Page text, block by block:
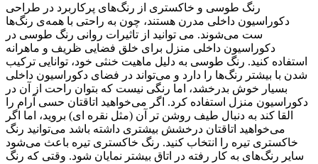
رنگ طوسی و خاکستری از رنگ‌های پرکاربرد در طراحی
دکوراسیون داخلی مدرن هستند، چون به راحتی با همه‌ی رنگ‌ها
ست می‌شوند. می توانید از تاثیرات روانی رنگ طوسی در
دکوراسیون داخلی منزل برای خلق فضایی ظریف و ماهرانه
استفاده کنید. رنگ طوسی به دلیل ماهیت خنثی خود، توانایی ترکیب
شدن با بیشتر رنگ‌ها را دارد و می‌تواند در فضای دکوراسیون داخلی
بسیار خوش بدرخشد، اما رنگی نیست که بتوان راحت از آن در
دکوراسیون منزل استفاده کرد. اگر می‌خواهید اتاقتان حسی آرام را
القا کند به دنبال طیف روشن تر آن (مثل نقره ای) بروید، اما اگر
می‌خواهید اتاقتان درخشش بیشتری داشته باشد می‌توانید رنگ
خاکستری تیره‌ را انتخاب کنید. رنگ خاکستری تیره‌ باعث می‌شود
سایر رنگ‌های به کار رفته در اتاق بیشتر نمایان شود. وقتی که رنگ